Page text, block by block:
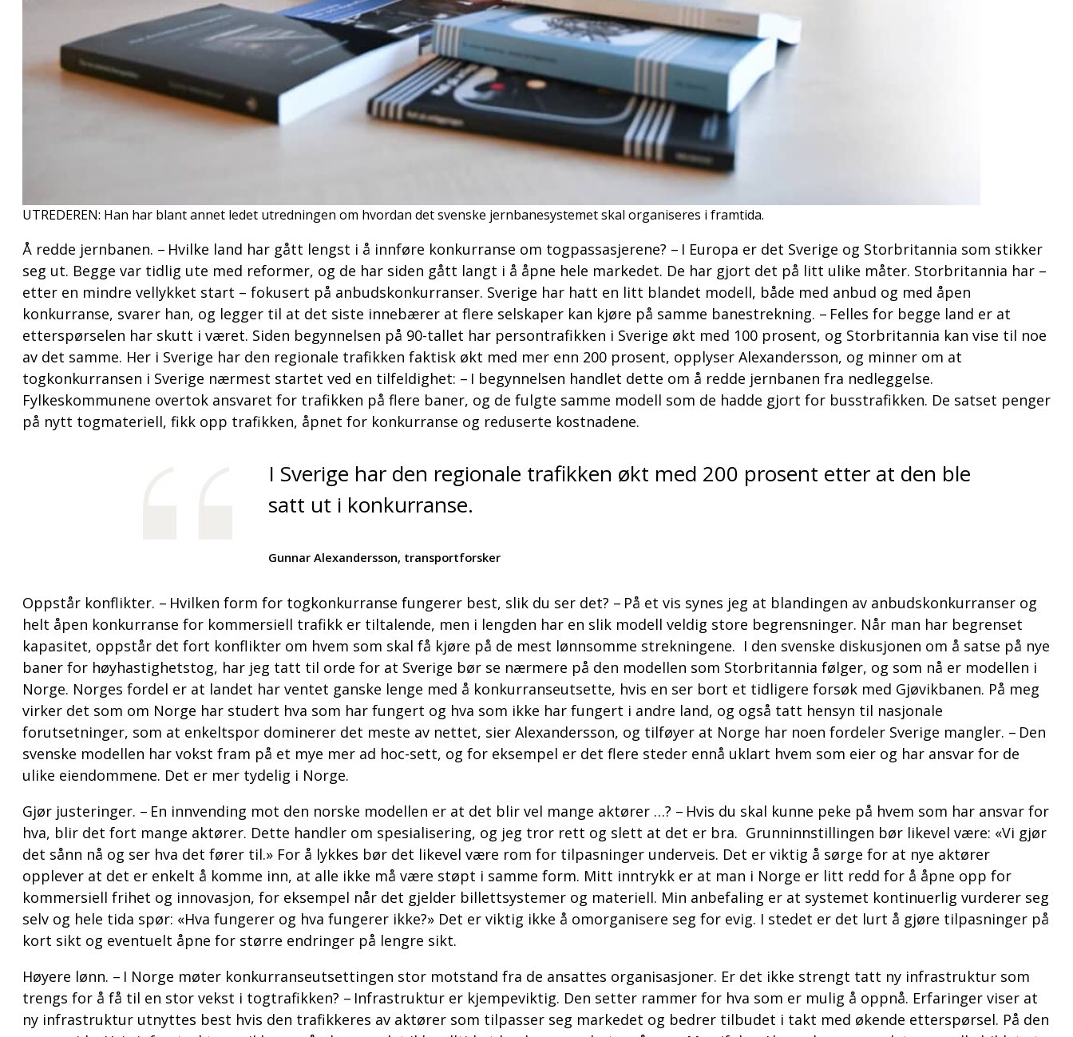
UTREDEREN: Han har blant annet ledet utredningen om hvordan det svenske jernbanesystemet skal organiseres i framtida.
Å redde jernbanen. – Hvilke land har gått lengst i å innføre konkurranse om togpassasjerene? – I Europa er det Sverige og Storbritannia som stikker
seg ut. Begge var tidlig ute med reformer, og de har siden gått langt i å åpne hele markedet. De har gjort det på litt ulike måter. Storbritannia har –
etter en mindre vellykket start – fokusert på anbudskonkurranser. Sverige har hatt en litt blandet modell, både med anbud og med åpen
konkurranse, svarer han, og legger til at det siste innebærer at flere selskaper kan kjøre på samme banestrekning. – Felles for begge land er at
etterspørselen har skutt i været. Siden begynnelsen på 90-tallet har persontrafikken i Sverige økt med 100 prosent, og Storbritannia kan vise til noe
av det samme. Her i Sverige har den regionale trafikken faktisk økt med mer enn 200 prosent, opplyser Alexandersson, og minner om at
togkonkurransen i Sverige nærmest startet ved en tilfeldighet: – I begynnelsen handlet dette om å redde jernbanen fra nedleggelse.
Fylkeskommunene overtok ansvaret for trafikken på flere baner, og de fulgte samme modell som de hadde gjort for busstrafikken. De satset penger
på nytt togmateriell, fikk opp trafikken, åpnet for konkurranse og reduserte kostnadene.
I Sverige har den regionale trafikken økt med 200 prosent etter at den ble
satt ut i konkurranse.
Gunnar Alexandersson, transportforsker
Oppstår konflikter. – Hvilken form for togkonkurranse fungerer best, slik du ser det? – På et vis synes jeg at blandingen av anbudskonkurranser og
helt åpen konkurranse for kommersiell trafikk er tiltalende, men i lengden har en slik modell veldig store begrensninger. Når man har begrenset
kapasitet, oppstår det fort konflikter om hvem som skal få kjøre på de mest lønnsomme strekningene. I den svenske diskusjonen om å satse på nye
baner for høyhastighetstog, har jeg tatt til orde for at Sverige bør se nærmere på den modellen som Storbritannia følger, og som nå er modellen i
Norge. Norges fordel er at landet har ventet ganske lenge med å konkurranseutsette, hvis en ser bort et tidligere forsøk med Gjøvikbanen. På meg
virker det som om Norge har studert hva som har fungert og hva som ikke har fungert i andre land, og også tatt hensyn til nasjonale
forutsetninger, som at enkeltspor dominerer det meste av nettet, sier Alexandersson, og tilføyer at Norge har noen fordeler Sverige mangler. – Den
svenske modellen har vokst fram på et mye mer ad hoc-sett, og for eksempel er det flere steder ennå uklart hvem som eier og har ansvar for de
ulike eiendommene. Det er mer tydelig i Norge.
Gjør justeringer. – En innvending mot den norske modellen er at det blir vel mange aktører …? – Hvis du skal kunne peke på hvem som har ansvar for
hva, blir det fort mange aktører. Dette handler om spesialisering, og jeg tror rett og slett at det er bra. Grunninnstillingen bør likevel være: «Vi gjør
det sånn nå og ser hva det fører til.» For å lykkes bør det likevel være rom for tilpasninger underveis. Det er viktig å sørge for at nye aktører
opplever at det er enkelt å komme inn, at alle ikke må være støpt i samme form. Mitt inntrykk er at man i Norge er litt redd for å åpne opp for
kommersiell frihet og innovasjon, for eksempel når det gjelder billettsystemer og materiell. Min anbefaling er at systemet kontinuerlig vurderer seg
selv og hele tida spør: «Hva fungerer og hva fungerer ikke?» Det er viktig ikke å omorganisere seg for evig. I stedet er det lurt å gjøre tilpasninger på
kort sikt og eventuelt åpne for større endringer på lengre sikt.
Høyere lønn. – I Norge møter konkurranseutsettingen stor motstand fra de ansattes organisasjoner. Er det ikke strengt tatt ny infrastruktur som
trengs for å få til en stor vekst i togtrafikken? – Infrastruktur er kjempeviktig. Den setter rammer for hva som er mulig å oppnå. Erfaringer viser at
ny infrastruktur utnyttes best hvis den trafikkeres av aktører som tilpasser seg markedet og bedrer tilbudet i takt med økende etterspørsel. På den